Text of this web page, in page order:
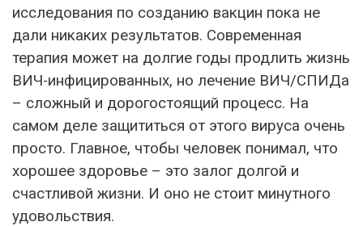
исследования по созданию вакцин пока не
дали никаких результатов. Современная
терапия может на долгие годы продлить жизнь
ВИЧ-инфицированных, но лечение ВИЧ/СПИДа
– сложный и дорогостоящий процесс. На
самом деле защититься от этого вируса очень
просто. Главное, чтобы человек понимал, что
хорошее здоровье – это залог долгой и
счастливой жизни. И оно не стоит минутного
удовольствия.